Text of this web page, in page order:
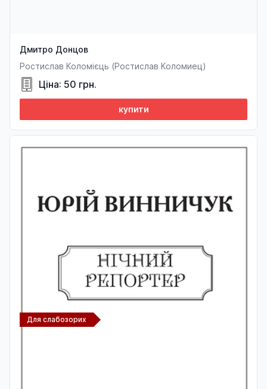
Дмитро Донцов
Ростислав Коломієць (Ростислав Коломиец)
Ціна: 50 грн.
купити
Для слабозорих